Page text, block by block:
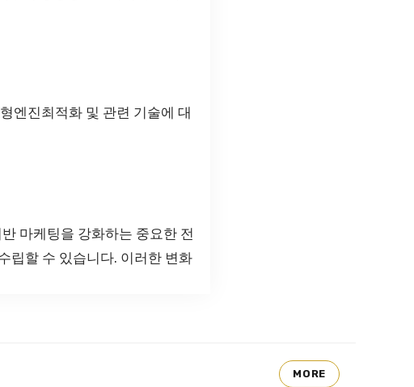
엔진최적화 및 관련 기술에 대
마케팅을 강화하는 중요한 전
립할 수 있습니다. 이러한 변화
MORE